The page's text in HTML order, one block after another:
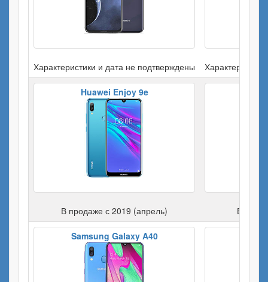
Характеристики и дата не подтверждены
Huawei Enjoy 9e
В продаже с 2019 (апрель) В
Samsung Galaxy A40